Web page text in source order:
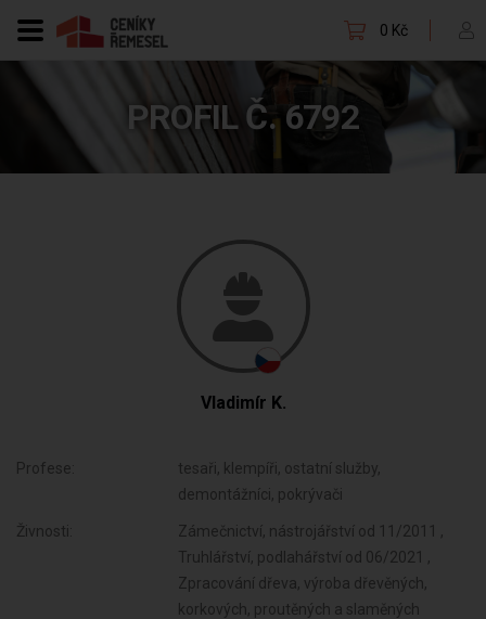
0 Kč
PROFIL Č. 6792
Vladimír K.
Profese:
tesaři, klempíři, ostatní služby,
demontážníci, pokrývači
Živnosti:
Zámečnictví, nástrojářství od 11/2011 ,
Truhlářství, podlahářství od 06/2021 ,
Zpracování dřeva, výroba dřevěných,
korkových, proutěných a slaměných